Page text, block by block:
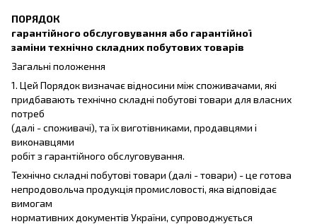
ПОРЯДОК
гарантійного обслуговування або гарантійної
заміни технічно складних побутових товарів
Загальні положення
1. Цей Порядок визначає відносини між споживачами, які
придбавають технічно складні побутові товари для власних
потреб
(далі - споживачі), та їх виготівниками, продавцями і
виконавцями
робіт з гарантійного обслуговування.
Технічно складні побутові товари (далі - товари) - це готова
непродовольча продукція промисловості, яка відповідає
вимогам
нормативних документів України, супроводжується